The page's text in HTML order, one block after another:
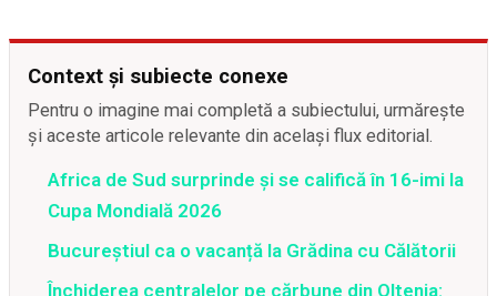
Context și subiecte conexe
Pentru o imagine mai completă a subiectului, urmărește
și aceste articole relevante din același flux editorial.
Africa de Sud surprinde și se califică în 16-imi la
Cupa Mondială 2026
Bucureștiul ca o vacanță la Grădina cu Călătorii
Închiderea centralelor pe cărbune din Oltenia: